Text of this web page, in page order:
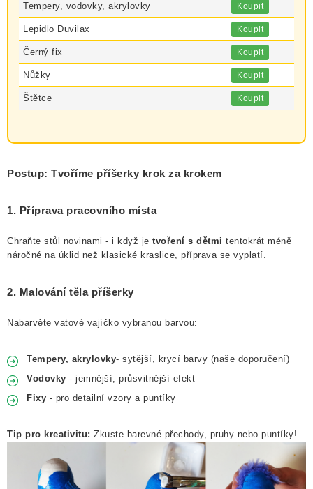
Tempery, vodovky, akrylovky Koupit
Lepidlo Duvilax Koupit
Černý fix Koupit
Nůžky Koupit
Štětce Koupit
Postup: Tvoříme příšerky krok za krokem
1. Příprava pracovního místa
Chraňte stůl novinami - i když je tvoření s dětmi tentokrát méně
náročné na úklid než klasické kraslice, příprava se vyplatí.
2. Malování těla příšerky
Nabarvěte vatové vajíčko vybranou barvou:
Tempery, akrylovky- sytější, krycí barvy (naše doporučení)
Vodovky - jemnější, průsvitnější efekt
Fixy - pro detailní vzory a puntíky
Tip pro kreativitu: Zkuste barevné přechody, pruhy nebo puntíky!